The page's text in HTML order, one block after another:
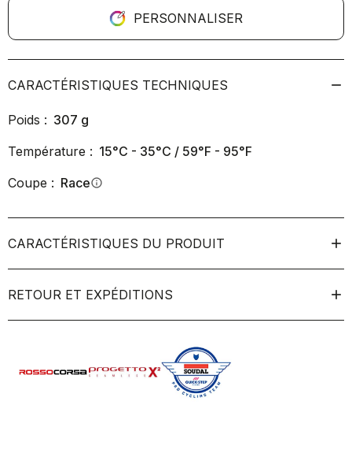
PERSONNALISER
CARACTÉRISTIQUES TECHNIQUES
Poids : 307 g
Température : 15°C - 35°C / 59°F - 95°F
Coupe : Raceinfo
CARACTÉRISTIQUES DU PRODUIT
RETOUR ET EXPÉDITIONS